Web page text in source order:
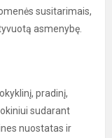
susitarimais,
asmenybę.
pradinį,
sudarant
nuostatas ir